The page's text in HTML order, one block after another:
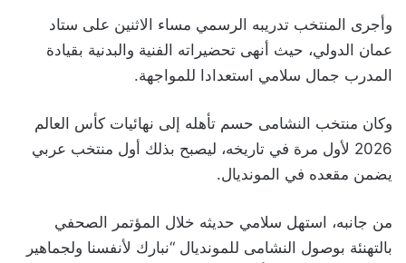
وأجرى المنتخب تدريبه الرسمي مساء الاثنين على ستاد
عمان الدولي، حيث أنهى تحضيراته الفنية والبدنية بقيادة
المدرب جمال سلامي استعدادا للمواجهة.
وكان منتخب النشامى حسم تأهله إلى نهائيات كأس العالم
2026 لأول مرة في تاريخه، ليصبح بذلك أول منتخب عربي
يضمن مقعده في المونديال.
من جانبه، استهل سلامي حديثه خلال المؤتمر الصحفي
بالتهنئة بوصول النشامى للمونديال “نبارك لأنفسنا ولجماهير